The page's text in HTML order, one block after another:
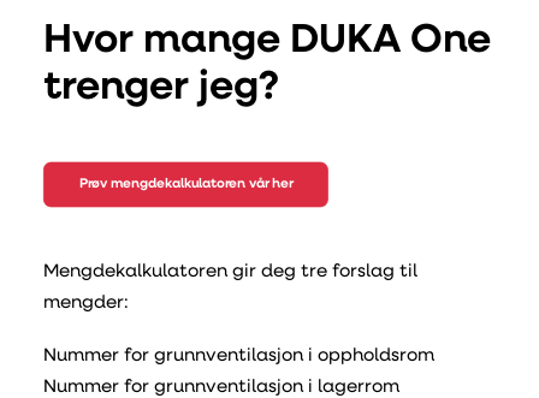
Hvor mange DUKA One
trenger jeg?
Prøv mengdekalkulatoren vår her
Mengdekalkulatoren gir deg tre forslag til
mengder:
Nummer for grunnventilasjon i oppholdsrom
Nummer for grunnventilasjon i lagerrom